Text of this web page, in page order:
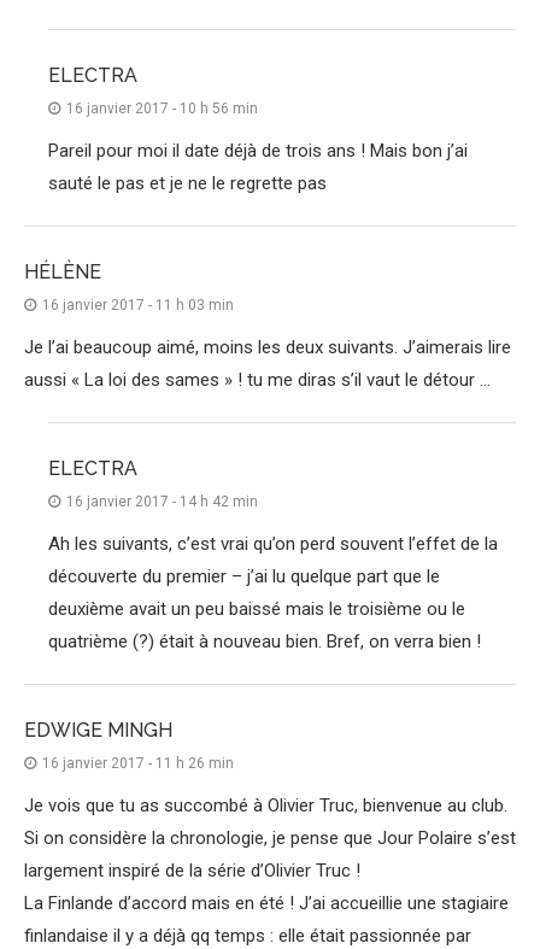
ELECTRA
16 janvier 2017 - 10 h 56 min
Pareil pour moi il date déjà de trois ans ! Mais bon j’ai
sauté le pas et je ne le regrette pas
HÉLÈNE
16 janvier 2017 - 11 h 03 min
Je l’ai beaucoup aimé, moins les deux suivants. J’aimerais lire
aussi « La loi des sames » ! tu me diras s’il vaut le détour …
ELECTRA
16 janvier 2017 - 14 h 42 min
Ah les suivants, c’est vrai qu’on perd souvent l’effet de la
découverte du premier – j’ai lu quelque part que le
deuxième avait un peu baissé mais le troisième ou le
quatrième (?) était à nouveau bien. Bref, on verra bien !
EDWIGE MINGH
16 janvier 2017 - 11 h 26 min
Je vois que tu as succombé à Olivier Truc, bienvenue au club.
Si on considère la chronologie, je pense que Jour Polaire s’est
largement inspiré de la série d’Olivier Truc !
La Finlande d’accord mais en été ! J’ai accueillie une stagiaire
finlandaise il y a déjà qq temps : elle était passionnée par